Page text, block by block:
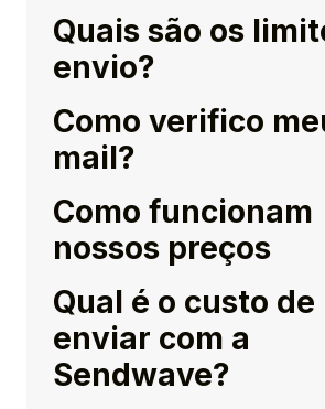
Quais são os
envio?
Como verifico
mail?
Como funcionam
nossos preços
Qual é o custo de
enviar com a
Sendwave?